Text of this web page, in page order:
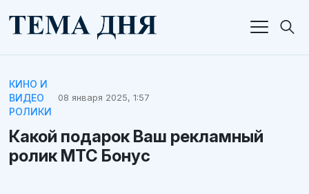
КИНО И
ВИДЕО
РОЛИКИ
08 января 2025, 1:57
Какой подарок Ваш рекламный
ролик МТС Бонус